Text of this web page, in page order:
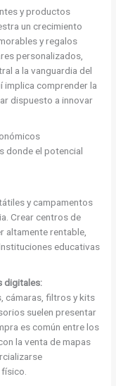
y productos
un crecimiento
y regalos
personalizados,
a la vanguardia del
implica comprender la
dispuesto a innovar
donde el potencial
y campamentos
Crear centros de
altamente rentable,
educativas
digitales:
cámaras, filtros y kits
suelen presentar
es común entre los
la venta de mapas
físico.